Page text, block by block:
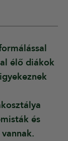
élő diákok
és